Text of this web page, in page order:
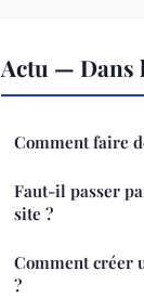
Actu — Dans
Comment faire
Faut-il passer
site ?
Comment créer
?